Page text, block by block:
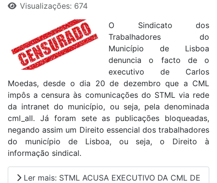
Visualizações: 674
O Sindicato dos
Trabalhadores do
Município de Lisboa
denuncia o facto de o
executivo de Carlos
Moedas, desde o dia 20 de dezembro que a CML
impôs a censura às comunicações do STML via rede
da intranet do município, ou seja, pela denominada
cml_all. Já foram sete as publicações bloqueadas,
negando assim um Direito essencial dos trabalhadores
do município de Lisboa, ou seja, o Direito à
informação sindical.
Ler mais: STML ACUSA EXECUTIVO DA CML DE